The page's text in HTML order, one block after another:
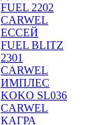
FUEL 2202
CARWEL
ЕССЕЙ
FUEL BLITZ
2301
CARWEL
ИМПЛЕС
KOKO SL036
CARWEL
КАГРА